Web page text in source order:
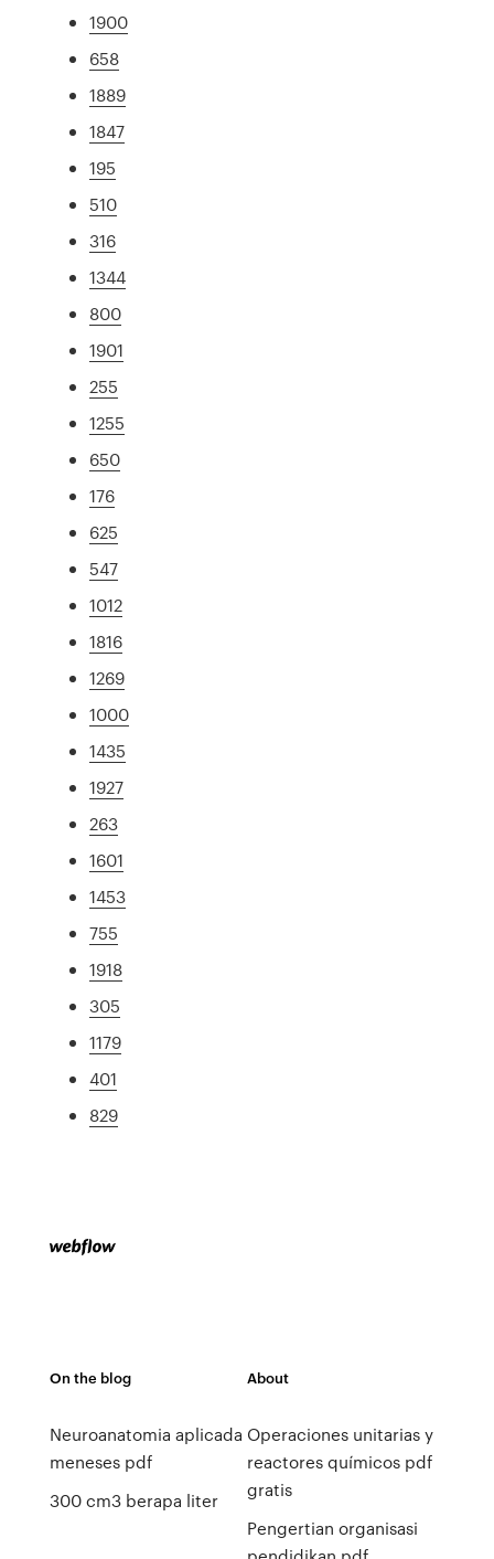
1900
658
1889
1847
195
510
316
1344
800
1901
255
1255
650
176
625
547
1012
1816
1269
1000
1435
1927
263
1601
1453
755
1918
305
1179
401
829
On the blog
Neuroanatomia aplicada
meneses pdf
300 cm3 berapa liter
About
Operaciones unitarias y
reactores químicos pdf
gratis
Pengertian organisasi